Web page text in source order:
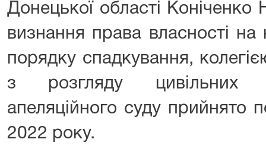
Донецької області
визнання права власності
порядку спадкування,
з розгляду цивільних
апеляційного суду прийнято
2022 року.